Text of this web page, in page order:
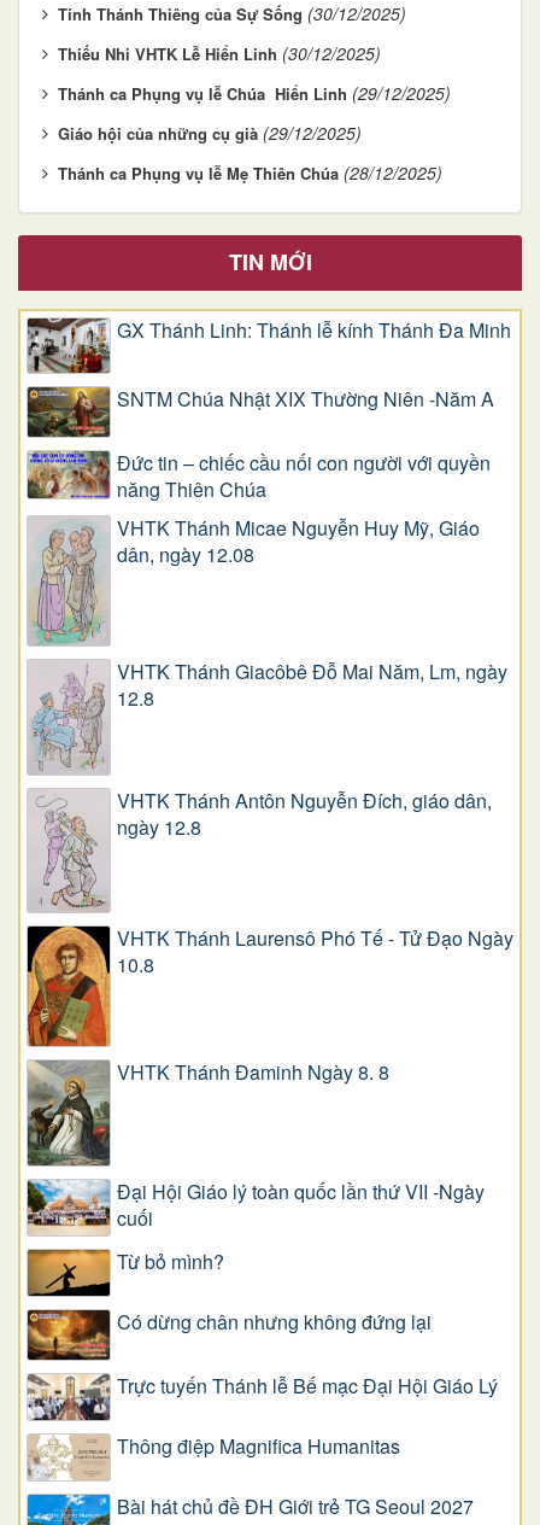
Tính Thánh Thiêng của Sự Sống (30/12/2025)
Thiếu Nhi VHTK Lễ Hiển Linh (30/12/2025)
Thánh ca Phụng vụ lễ Chúa Hiển Linh (29/12/2025)
Giáo hội của những cụ già (29/12/2025)
Thánh ca Phụng vụ lễ Mẹ Thiên Chúa (28/12/2025)
TIN MỚI
GX Thánh Linh: Thánh lễ kính Thánh Đa Minh
SNTM Chúa Nhật XIX Thường Niên -Năm A
Đức tin – chiếc cầu nối con người với quyền
năng Thiên Chúa
VHTK Thánh Micae Nguyễn Huy Mỹ, Giáo
dân, ngày 12.08
VHTK Thánh Giacôbê Ðỗ Mai Năm, Lm, ngày
12.8
VHTK Thánh Antôn Nguyễn Ðích, giáo dân,
ngày 12.8
VHTK Thánh Laurensô Phó Tế - Tử Đạo Ngày
10.8
VHTK Thánh Đaminh Ngày 8. 8
Đại Hội Giáo lý toàn quốc lần thứ VII -Ngày
cuối
Từ bỏ mình?
Có dừng chân nhưng không đứng lại
Trực tuyến Thánh lễ Bế mạc Đại Hội Giáo Lý
Thông điệp Magnifica Humanitas
Bài hát chủ đề ĐH Giới trẻ TG Seoul 2027